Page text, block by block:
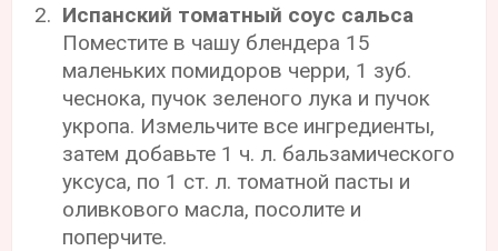
Испанский томатный соус сальса
Поместите в чашу блендера 15
маленьких помидоров черри, 1 зуб.
чеснока, пучок зеленого лука и пучок
укропа. Измельчите все ингредиенты,
затем добавьте 1 ч. л. бальзамического
уксуса, по 1 ст. л. томатной пасты и
оливкового масла, посолите и
поперчите.